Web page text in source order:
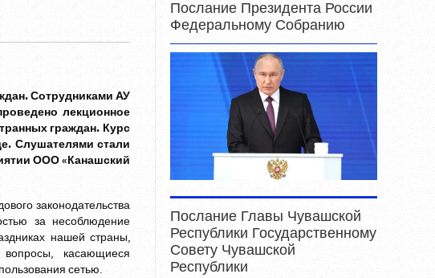
Сотрудниками АУ
лекционное
граждан. Курс
Слушателями стали
ООО «Канашский
законодательства
за несоблюдение
нашей страны,
касающиеся
сетью.
Послание Президента России
Федеральному Собранию
Послание Главы Чувашской
Республики Государственному
Совету Чувашской
Республики